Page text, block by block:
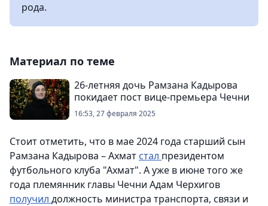
рода.
Материал по теме
26-летняя дочь Рамзана Кадырова
покидает пост вице-премьера Чечни
16:53, 27 февраля 2025
Стоит отметить, что в мае 2024 года старший сын
Рамзана Кадырова – Ахмат стал президентом
футбольного клуба "Ахмат". А уже в июне того же
года племянник главы Чечни Адам Черхигов
получил должность министра транспорта, связи и